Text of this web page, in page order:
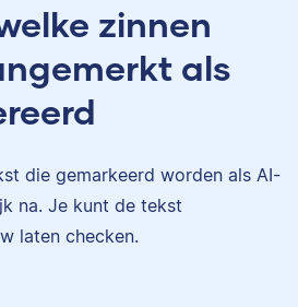
zinnen
als
die gemarkeerd worden als AI-
na. Je kunt de tekst
laten checken.